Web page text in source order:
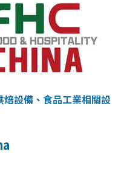
設備、食品工業相關設